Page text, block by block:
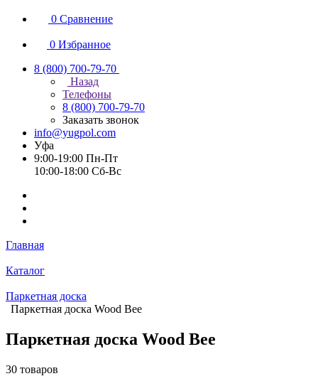
0 Сравнение
0 Избранное
8 (800) 700-79-70
Назад
Телефоны
8 (800) 700-79-70
Заказать звонок
info@yugpol.com
Уфа
9:00-19:00 Пн-Пт
10:00-18:00 Cб-Вс
Главная
Каталог
Паркетная доска
Паркетная доска Wood Bee
Паркетная доска Wood Bee
30 товаров